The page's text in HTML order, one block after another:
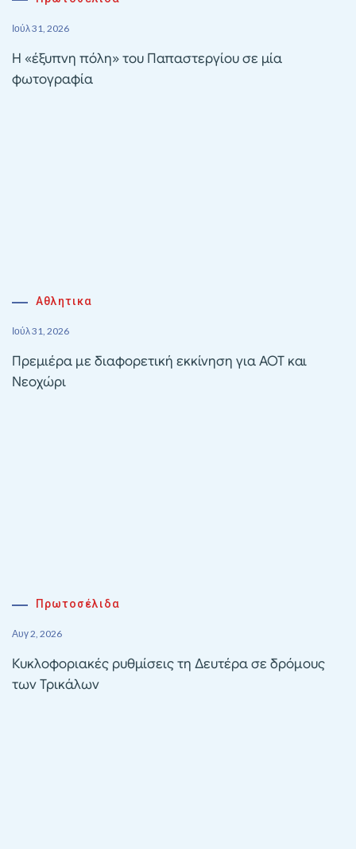
Ιούλ 31, 2026
Η «έξυπνη πόλη» του Παπαστεργίου σε μία
φωτογραφία
Αθλητικα
Ιούλ 31, 2026
Πρεμιέρα με διαφορετική εκκίνηση για ΑΟΤ και
Νεοχώρι
Πρωτοσέλιδα
Αυγ 2, 2026
Κυκλοφοριακές ρυθμίσεις τη Δευτέρα σε δρόμους
των Τρικάλων